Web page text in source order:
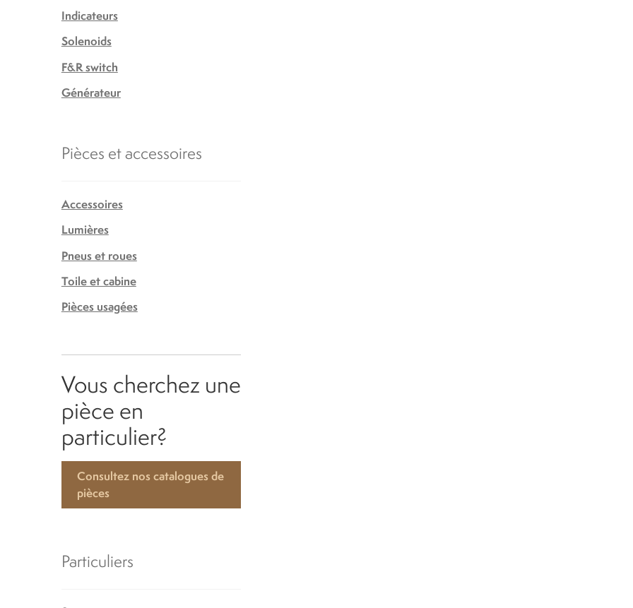
Indicateurs
Solenoids
F&R switch
Générateur
Pièces et accessoires
Accessoires
Lumières
Pneus et roues
Toile et cabine
Pièces usagées
Vous cherchez une
pièce en
particulier?
Consultez nos catalogues de
pièces
Particuliers